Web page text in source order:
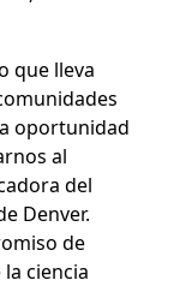
que lleva
oportunidad
al
del
Denver.
de
ciencia